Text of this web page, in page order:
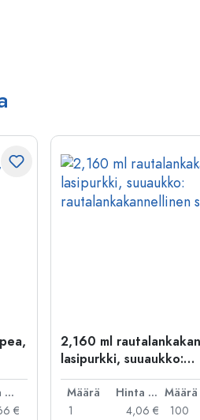
Hinta per kpl
€
2,160 ml
lasipurkki, suuaukko:
rautalankakannellinen
Määrä Hinta per kpl Määrä
1
4,06 €
100